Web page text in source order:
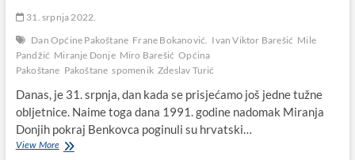
31. srpnja 2022.
Dan Općine Pakoštane Frane Bokanović. Ivan Viktor Barešić Mile
Pandžić Miranje Donje Miro Barešić Općina
Pakoštane Pakoštane spomenik Zdeslav Turić
Danas, je 31. srpnja, dan kada se prisjećamo još jedne tužne
obljetnice. Naime toga dana 1991. godine nadomak Miranja
Donjih pokraj Benkovca poginuli su hrvatski…
View MoreMiro